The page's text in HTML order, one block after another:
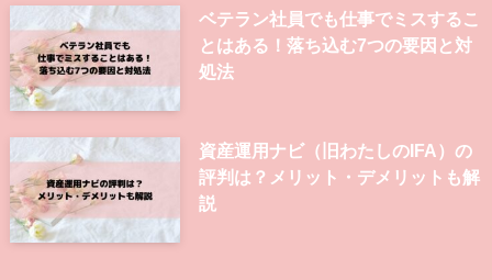
ベテラン社員でも仕事でミスするこ
とはある！落ち込む7つの要因と対
処法
資産運用ナビ（旧わたしのIFA）の
評判は？メリット・デメリットも解
説